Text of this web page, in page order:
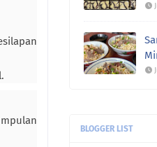
BLOGGER LIST